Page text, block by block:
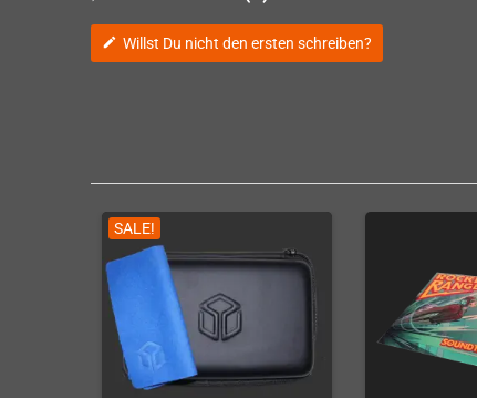
edit Willst Du nicht den ersten schreiben?
SALE!